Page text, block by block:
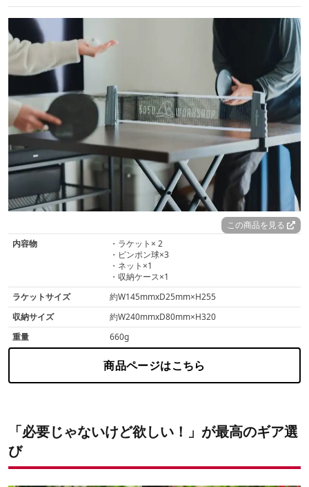
この商品を見る
内容物
・ラケット× 2
・ピンポン球×3
・ネット×1
・収納ケース×1
ラケットサイズ
約W145mmxD25mm×H255
収納サイズ
約W240mmxD80mm×H320
重量
660g
商品ページはこちら
「必要じゃないけど欲しい！」が最高のギア選
び